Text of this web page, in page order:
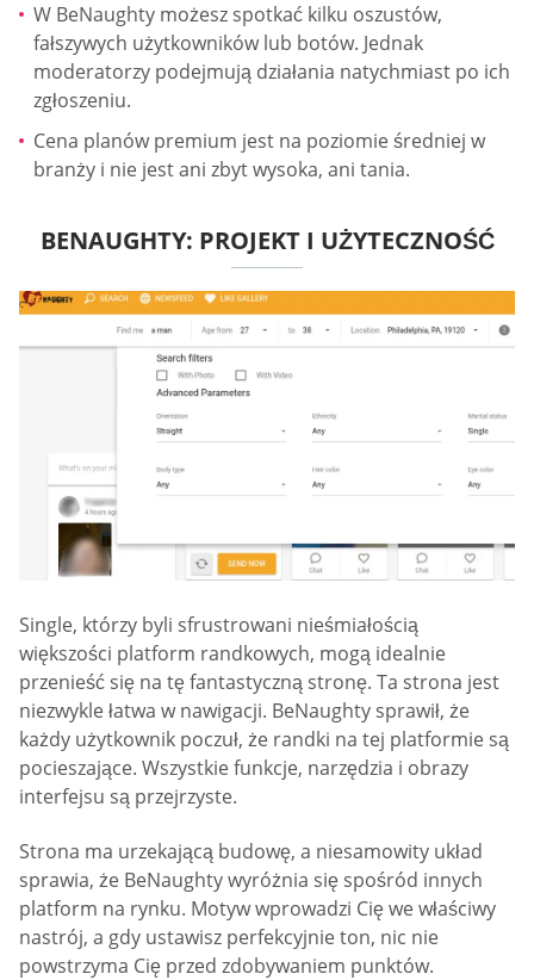
W BeNaughty możesz spotkać kilku oszustów,
fałszywych użytkowników lub botów. Jednak
moderatorzy podejmują działania natychmiast po ich
zgłoszeniu.
Cena planów premium jest na poziomie średniej w
branży i nie jest ani zbyt wysoka, ani tania.
BENAUGHTY: PROJEKT I UŻYTECZNOŚĆ
Single, którzy byli sfrustrowani nieśmiałością
większości platform randkowych, mogą idealnie
przenieść się na tę fantastyczną stronę. Ta strona jest
niezwykle łatwa w nawigacji. BeNaughty sprawił, że
każdy użytkownik poczuł, że randki na tej platformie są
pocieszające. Wszystkie funkcje, narzędzia i obrazy
interfejsu są przejrzyste.
Strona ma urzekającą budowę, a niesamowity układ
sprawia, że BeNaughty wyróżnia się spośród innych
platform na rynku. Motyw wprowadzi Cię we właściwy
nastrój, a gdy ustawisz perfekcyjnie ton, nic nie
powstrzyma Cię przed zdobywaniem punktów.